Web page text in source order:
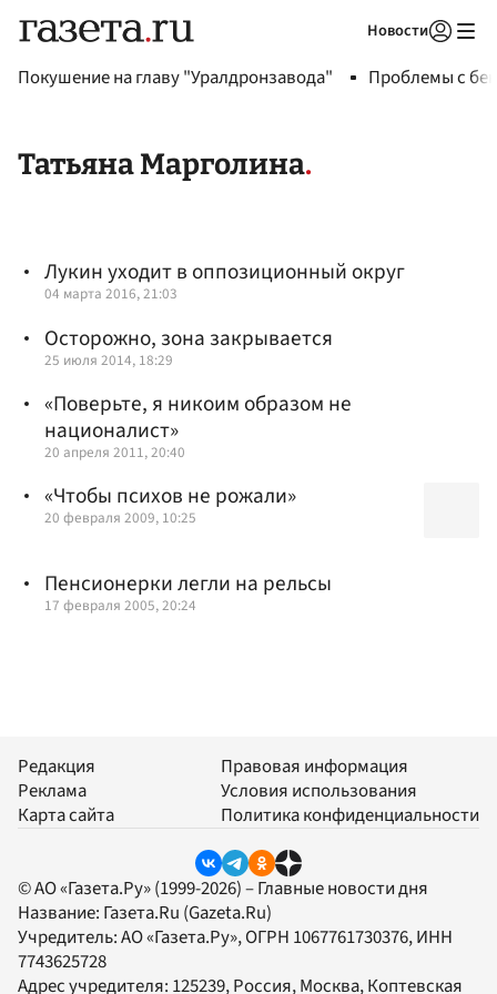
Новости
Покушение на главу "Уралдронзавода" Проблемы с
Татьяна Марголина
Лукин уходит в оппозиционный округ
04 марта 2016, 21:03
Осторожно, зона закрывается
25 июля 2014, 18:29
«Поверьте, я никоим образом не
националист»
20 апреля 2011, 20:40
«Чтобы психов не рожали»
20 февраля 2009, 10:25
Пенсионерки легли на рельсы
17 февраля 2005, 20:24
Редакция
Реклама
Карта сайта
Правовая информация
Условия использования
Политика конфиденциальности
© АО «Газета.Ру» (1999-2026) – Главные новости дня
Название: Газета.Ru (Gazeta.Ru)
Учредитель:АО «Газета.Ру», ОГРН 1067761730376, ИНН
7743625728
Адрес учредителя: 125239, Россия, Москва, Коптевская